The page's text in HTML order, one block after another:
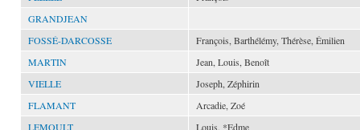
GRANDJEAN
FOSSÉ-DARCOSSE
François, Barthélémy, Thérèse, Émilien
MARTIN
Jean, Louis, Benoît
VIELLE
Joseph, Zéphirin
FLAMANT
Arcadie, Zoé
LEMOULT
Louis, *Edme